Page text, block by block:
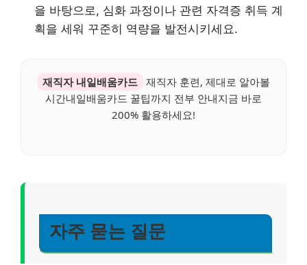
을 바탕으로, 심화 과정이나 관련 자격증 취득 계
획을 세워 꾸준히 역량을 발전시키세요.
재직자 내일배움카드 재직자 훈련, 제대로 알아볼
시간내일배움카드 꿀팁까지 전부 안내지금 바로
200% 활용하세요!
자주 묻는 질문